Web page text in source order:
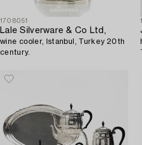
1708051
Lale Silverware & Co Ltd,
wine cooler, Istanbul, Turkey 20th
century.